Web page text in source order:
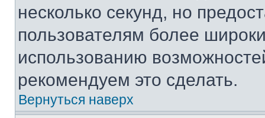
несколько секунд, но
пользователям более
использованию
рекомендуем это сделать.
Вернуться наверх